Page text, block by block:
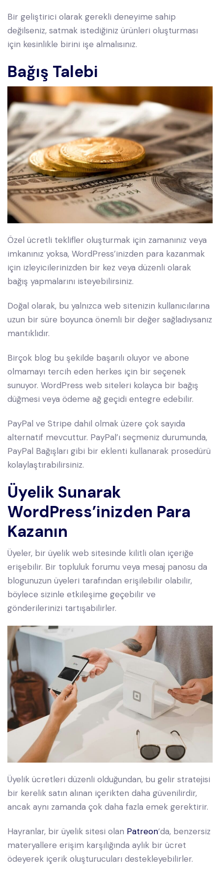
Bir geliştirici olarak gerekli deneyime sahip
değilseniz, satmak istediğiniz ürünleri oluşturması
için kesinlikle birini işe almalısınız.
Bağış Talebi
Özel ücretli teklifler oluşturmak için zamanınız veya
imkanınız yoksa, WordPress’inizden para kazanmak
için izleyicilerinizden bir kez veya düzenli olarak
bağış yapmalarını isteyebilirsiniz.
Doğal olarak, bu yalnızca web sitenizin kullanıcılarına
uzun bir süre boyunca önemli bir değer sağladıysanız
mantıklıdır.
Birçok blog bu şekilde başarılı oluyor ve abone
olmamayı tercih eden herkes için bir seçenek
sunuyor. WordPress web siteleri kolayca bir bağış
düğmesi veya ödeme ağ geçidi entegre edebilir.
PayPal ve Stripe dahil olmak üzere çok sayıda
alternatif mevcuttur. PayPal’ı seçmeniz durumunda,
PayPal Bağışları gibi bir eklenti kullanarak prosedürü
kolaylaştırabilirsiniz.
Üyelik Sunarak
WordPress’inizden Para
Kazanın
Üyeler, bir üyelik web sitesinde kilitli olan içeriğe
erişebilir. Bir topluluk forumu veya mesaj panosu da
blogunuzun üyeleri tarafından erişilebilir olabilir,
böylece sizinle etkileşime geçebilir ve
gönderilerinizi tartışabilirler.
Üyelik ücretleri düzenli olduğundan, bu gelir stratejisi
bir kerelik satın alınan içerikten daha güvenilirdir,
ancak aynı zamanda çok daha fazla emek gerektirir.
Hayranlar, bir üyelik sitesi olan Patreon‘da, benzersiz
materyallere erişim karşılığında aylık bir ücret
ödeyerek içerik oluşturucuları destekleyebilirler.